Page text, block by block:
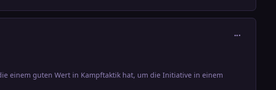
einem guten Wert in Kampftaktik hat, um die Initiative in einem